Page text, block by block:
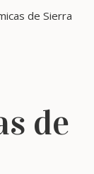
de Sierra
de